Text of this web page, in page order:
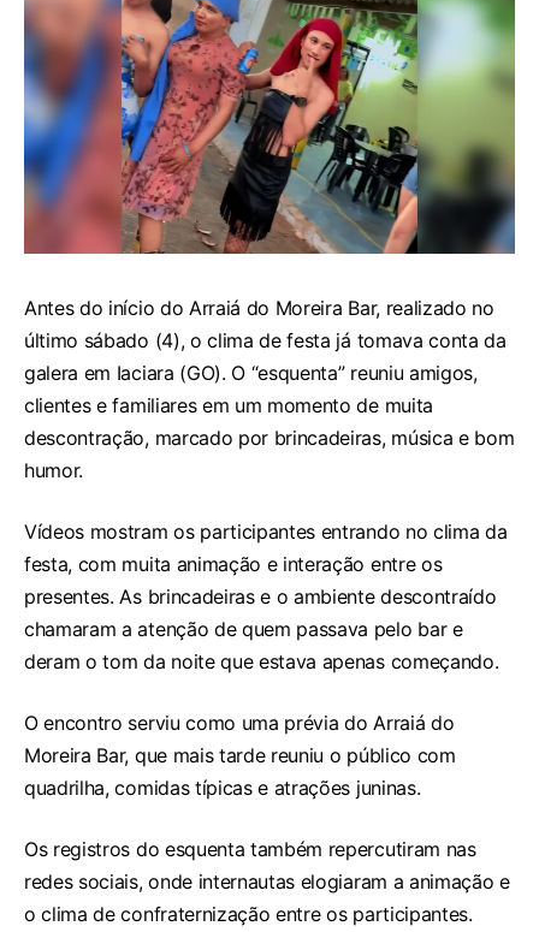
Antes do início do Arraiá do Moreira Bar, realizado no
último sábado (4), o clima de festa já tomava conta da
galera em Iaciara (GO). O “esquenta” reuniu amigos,
clientes e familiares em um momento de muita
descontração, marcado por brincadeiras, música e bom
humor.
Vídeos mostram os participantes entrando no clima da
festa, com muita animação e interação entre os
presentes. As brincadeiras e o ambiente descontraído
chamaram a atenção de quem passava pelo bar e
deram o tom da noite que estava apenas começando.
O encontro serviu como uma prévia do Arraiá do
Moreira Bar, que mais tarde reuniu o público com
quadrilha, comidas típicas e atrações juninas.
Os registros do esquenta também repercutiram nas
redes sociais, onde internautas elogiaram a animação e
o clima de confraternização entre os participantes.